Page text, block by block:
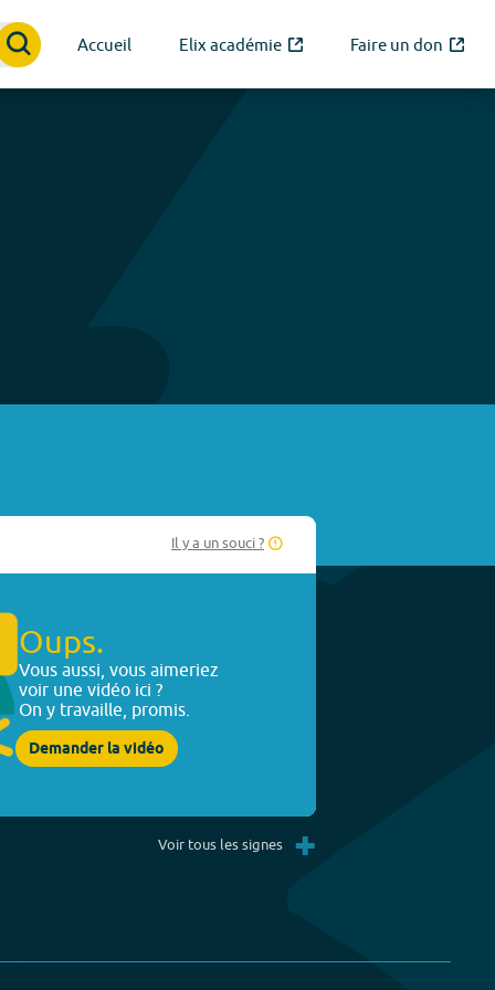
Accueil Elix académie Faire un don
Il y a un souci ?
Oups.
Vous aussi, vous aimeriez
voir une vidéo ici ?
On y travaille, promis.
Demander la vidéo
Voir tous les signes +